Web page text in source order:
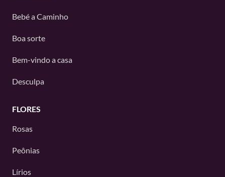
Bebé a Caminho
Boa sorte
Bem-vindo a casa
Desculpa
FLORES
Rosas
Peônias
Lírios